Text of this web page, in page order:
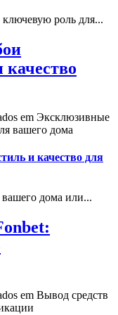
роль для...
em Эксклюзивные
вашего дома
и качество для
дома или...
em Вывод средств